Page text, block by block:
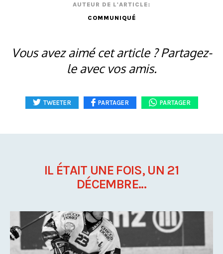
AUTEUR DE L'ARTICLE:
COMMUNIQUÉ
Vous avez aimé cet article ? Partagez-
le avec vos amis.
TWEETER PARTAGER PARTAGER
IL ÉTAIT UNE FOIS, UN 21
DÉCEMBRE...